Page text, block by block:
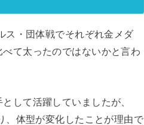
ス・団体戦でそれぞれ金メダ
て太ったのではないかと言わ
して活躍していましたが、
、体型が変化したことが理由で